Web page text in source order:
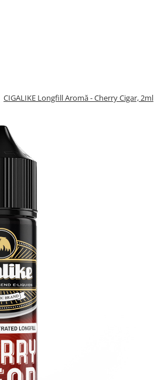
CIGALIKE Longfill Aromă - Cherry Cigar, 2ml